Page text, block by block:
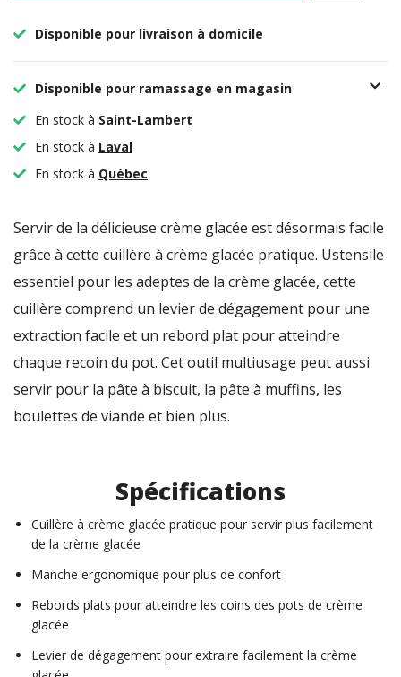
Disponible pour livraison à domicile
Disponible pour ramassage en magasin
En stock à Saint-Lambert
En stock à Laval
En stock à Québec
Servir de la délicieuse crème glacée est désormais facile
grâce à cette cuillère à crème glacée pratique. Ustensile
essentiel pour les adeptes de la crème glacée, cette
cuillère comprend un levier de dégagement pour une
extraction facile et un rebord plat pour atteindre
chaque recoin du pot. Cet outil multiusage peut aussi
servir pour la pâte à biscuit, la pâte à muffins, les
boulettes de viande et bien plus.
Spécifications
Cuillère à crème glacée pratique pour servir plus facilement
de la crème glacée
Manche ergonomique pour plus de confort
Rebords plats pour atteindre les coins des pots de crème
glacée
Levier de dégagement pour extraire facilement la crème